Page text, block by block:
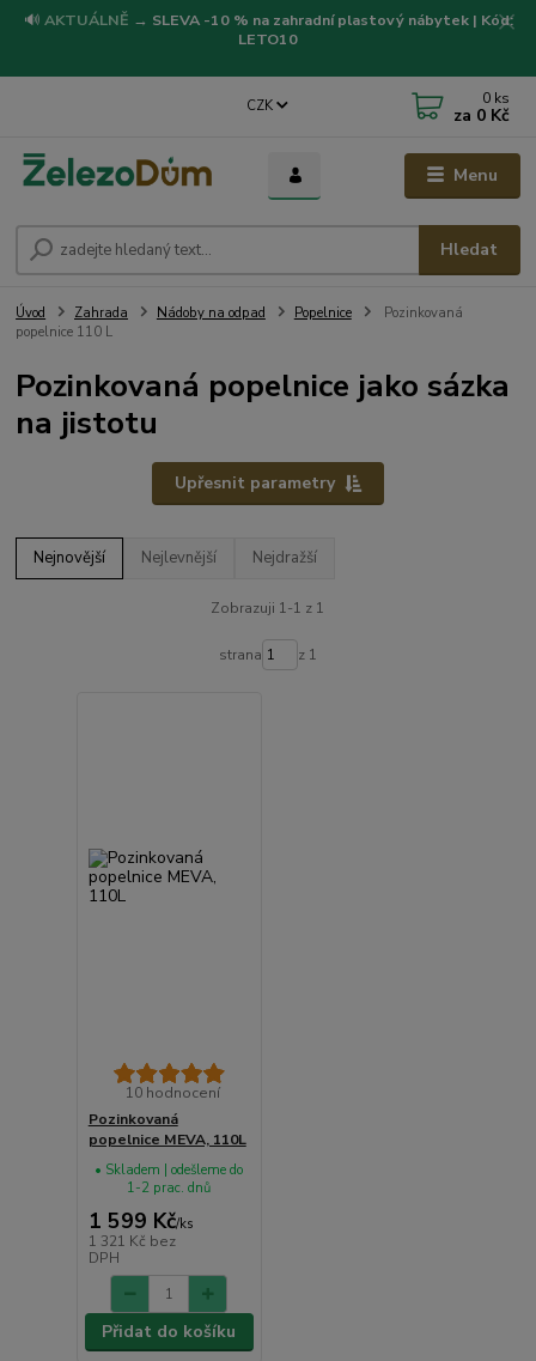
🔊 AKTUÁLNĚ → SLEVA -10 % na zahradní plastový nábytek | Kód:
LETO10
Menu
CZK
Hledat
0 ks
za 0 Kč
Úvod Zahrada Nádoby na odpad Popelnice
Pozinkovaná
popelnice 110 L
Pozinkovaná popelnice jako sázka
na jistotu
Upřesnit parametry
Nejnovější Nejlevnější Nejdražší
Zobrazuji 1-1 z 1
strana z 1
10 hodnocení
Pozinkovaná
popelnice MEVA, 110L
1 599 Kč/ks
1 321 Kč bez
DPH
• Skladem | odešleme do
1-2 prac. dnů
Přidat do košíku